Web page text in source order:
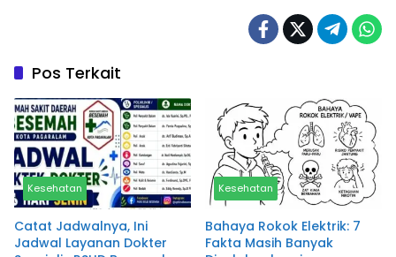
Pos Terkait
Kesehatan
Catat Jadwalnya, Ini
Jadwal Layanan Dokter
Kesehatan
Bahaya Rokok Elektrik: 7
Fakta Masih Banyak